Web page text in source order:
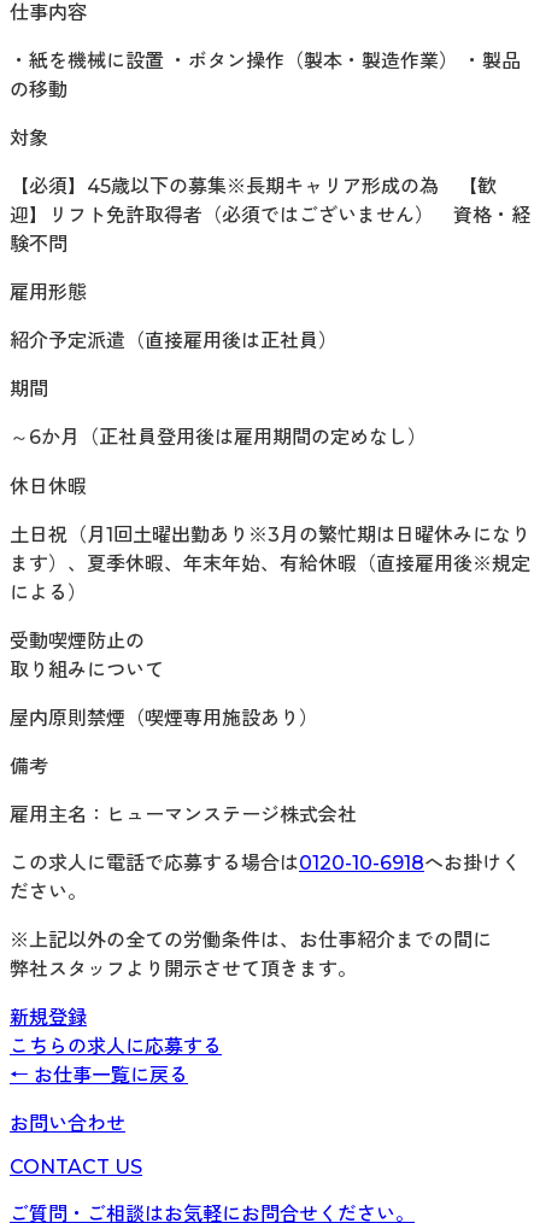
仕事内容
・紙を機械に設置 ・ボタン操作（製本・製造作業） ・製品
の移動
対象
【必須】45歳以下の募集※長期キャリア形成の為 【歓
迎】リフト免許取得者（必須ではございません） 資格・経
験不問
雇用形態
紹介予定派遣（直接雇用後は正社員）
期間
～6か月（正社員登用後は雇用期間の定めなし）
休日休暇
土日祝（月1回土曜出勤あり※3月の繁忙期は日曜休みになり
ます）、夏季休暇、年末年始、有給休暇（直接雇用後※規定
による）
受動喫煙防止の
取り組みについて
屋内原則禁煙（喫煙専用施設あり）
備考
雇用主名：ヒューマンステージ株式会社
この求人に電話で応募する場合は0120-10-6918へお掛けく
ださい。
※上記以外の全ての労働条件は、お仕事紹介までの間に
弊社スタッフより開示させて頂きます。
新規登録
こちらの求人に応募する
← お仕事一覧に戻る
お問い合わせ
CONTACT US
ご質問・ご相談はお気軽にお問合せください。